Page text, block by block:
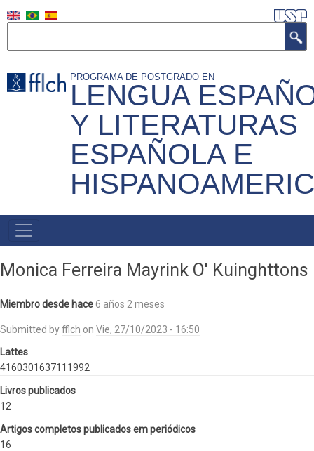
al
principal
PROGRAMA DE POSTGRADO EN
LENGUA
Y LITERATURAS
ESPAÑOLA E
Navegação
Principal
Monica Ferreira Mayrink O' Kuinghttons
Miembro desde hace6 años 2 meses
Submitted byfflch on Vie, 27/10/2023 - 16:50
Lattes
4160301637111992
Livros publicados
12
Artigos completos publicados em periódicos
16